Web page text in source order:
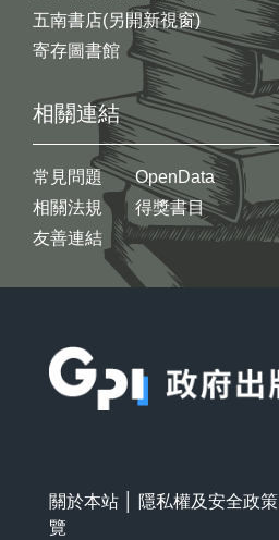
五南書店(另開新視窗)
寄存圖書館
相關連結
常見問題
相關法規
友善連結
OpenData
得獎書目
關於本站 隱私權及安全政策
覽